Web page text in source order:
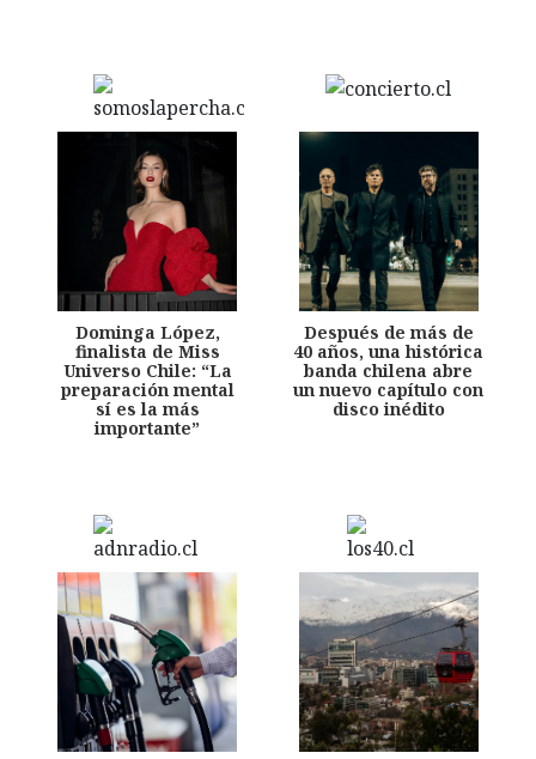
Dominga López,
finalista de Miss
Universo Chile: “La
preparación mental
sí es la más
importante”
Después de más de
40 años, una histórica
banda chilena abre
un nuevo capítulo con
disco inédito